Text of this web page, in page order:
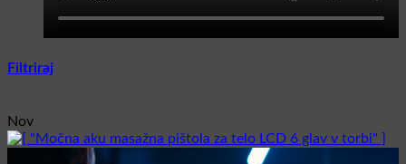
Filtriraj
Nov